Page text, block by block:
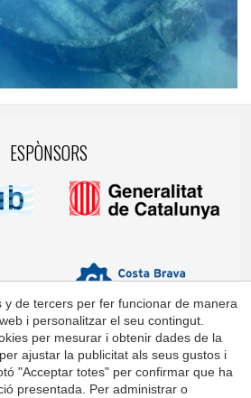
ESPÒNSORS
y de tercers per fer funcionar de manera
i personalitzar el seu contingut.
per mesurar i obtenir dades de la
ajustar la publicitat als seus gustos i
"Acceptar totes" per confirmar que ha
presentada. Per administrar o
Acceptar totes